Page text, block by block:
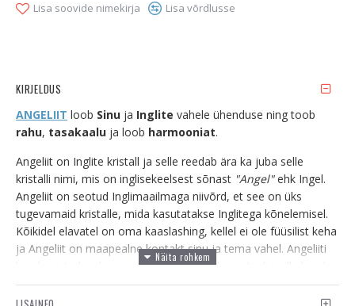
Lisa soovide nimekirja Lisa võrdlusse
KIRJELDUS
ANGELIIT loob Sinu ja Inglite vahele ühenduse ning toob
rahu, tasakaalu ja loob harmooniat.
Angeliit on Inglite kristall ja selle reedab ära ka juba selle
kristalli nimi, mis on inglisekeelsest sõnast "Angel"ehk Ingel.
Angeliit on seotud Inglimaailmaga niivõrd, et see on üks
tugevamaid kristalle, mida kasutatakse Inglitega kõnelemisel.
Kõikidel elavatel on oma kaaslashing, kellel ei ole füüsilist keha
ja Angeliit on maapealne kontakt sinu ja tema vahel. Angeliiti
kandes aitad sa luua enda isiklikule Inglile portaali, mille kaudu
on tal lihtne sind kätte saada ja kõnetada. Piisab juba sellest,
et Angeliidi kristallid sind ümbritsevad, et Inglid saaksid